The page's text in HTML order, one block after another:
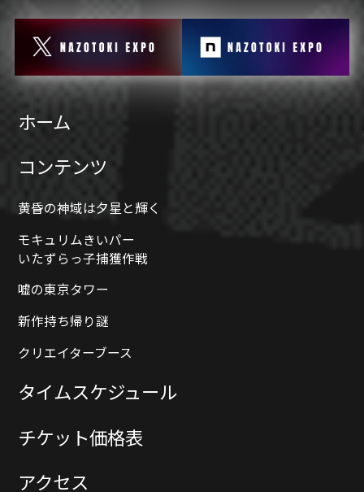
周囲に危害を加える行為、迷惑行為、またはイ
ベント運営の妨げとなる行為があった場合は、
スタッフよりお声がけの上、ご退場いただくこ
とがあります。
■ 貴重品の管理について
いいたします。
は一切責任を負いかねます。
■ メディア取材について
当日はメディアの取材が入る場合がございます。
で、あらかじめご了承ください。
・ベビーカーの持ち込みはご遠慮ください。
意はございません。
■ 車椅子などでのご参加について
意しています。
一人でも参加できますか？
いただけます。
ては、他の参加者の方とグループを
組んでご参加いただく場合
ます。
子どもでも楽しめますか？
小学校高学年程度の日本語の読み書きが
でき、簡単な英単語が理解できる方であ
ればご参加いただけます。
おります。
ホーム
コンテンツ
黄昏の神域は夕星と輝く
モキュリムきいパー
いたずらっ子捕獲作戦
嘘の東京タワー
新作持ち帰り謎
クリエイターブース
タイムスケジュール
チケット価格表
アクセス